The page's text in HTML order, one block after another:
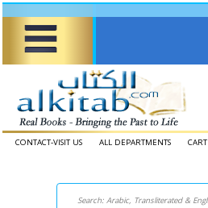
CONTACT-VISIT US ALL DEPARTMENTS CART